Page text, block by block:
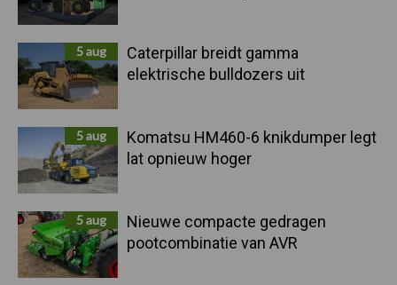
5 aug
Caterpillar breidt gamma
elektrische bulldozers uit
5 aug
Komatsu HM460-6 knikdumper legt
lat opnieuw hoger
5 aug
Nieuwe compacte gedragen
pootcombinatie van AVR